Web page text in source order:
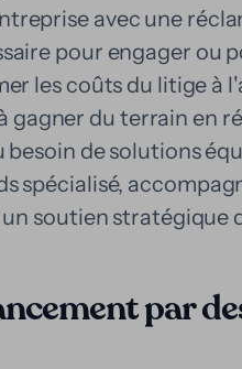
avec une
pour engager ou
les coûts du litige à
gagner du terrain en
besoin de solutions
spécialisé,
soutien stratégique
par